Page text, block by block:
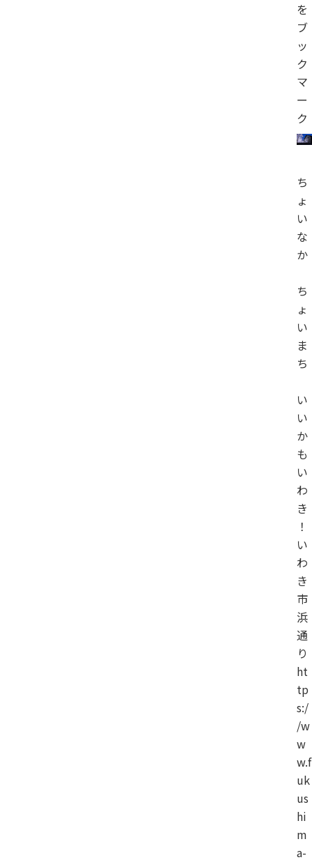
を
ブ
ッ
ク
マ
ー
ク
ち
ょ
い
な
か
ち
ょ
い
ま
ち
い
い
か
も
い
わ
き
！
い
わ
き
市
浜
通
り
ht
tp
s:/
/w
w
w.f
uk
us
hi
m
a-